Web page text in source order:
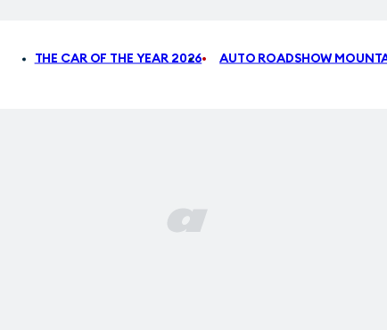
THE CAR OF THE YEAR 2026 AUTO ROADSHOW